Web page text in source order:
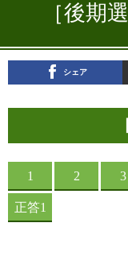
ランキング［後期
シェア